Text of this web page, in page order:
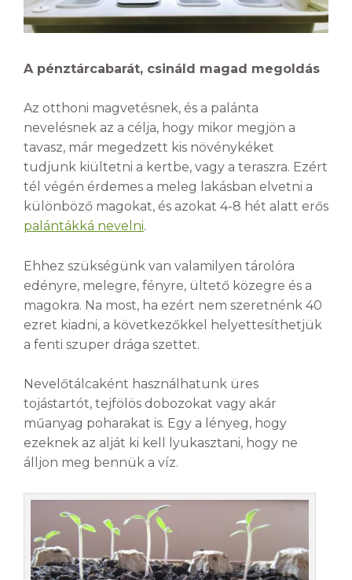
A pénztárcabarát, csináld magad megoldás
Az otthoni magvetésnek, és a palánta
nevelésnek az a célja, hogy mikor megjön a
tavasz, már megedzett kis növénykéket
tudjunk kiültetni a kertbe, vagy a teraszra. Ezért
tél végén érdemes a meleg lakásban elvetni a
különböző magokat, és azokat 4-8 hét alatt erős
palántákká nevelni.
Ehhez szükségünk van valamilyen tárolóra
edényre, melegre, fényre, ültető közegre és a
magokra. Na most, ha ezért nem szeretnénk 40
ezret kiadni, a következőkkel helyettesíthetjük
a fenti szuper drága szettet.
Nevelőtálcaként használhatunk üres
tojástartót, tejfölös dobozokat vagy akár
műanyag poharakat is. Egy a lényeg, hogy
ezeknek az alját ki kell lyukasztani, hogy ne
álljon meg bennük a víz.